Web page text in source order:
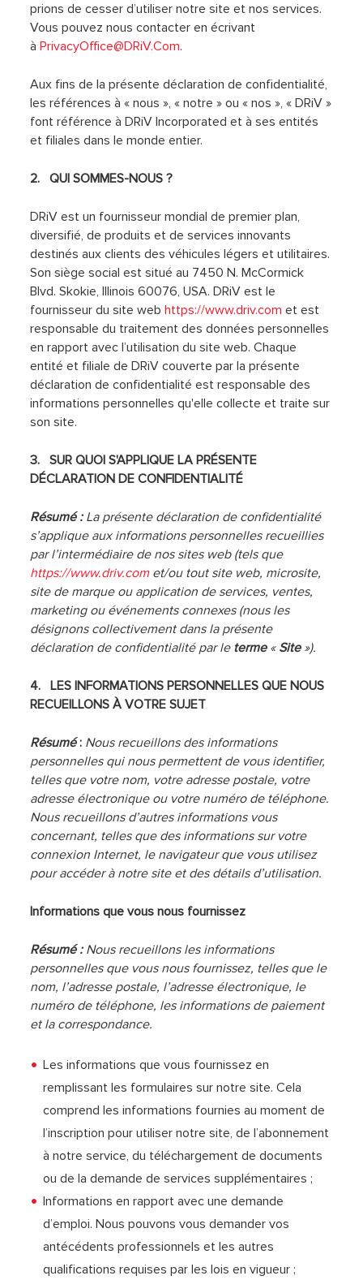
prions de cesser d’utiliser notre site et nos services.
Vous pouvez nous contacter en écrivant
àPrivacyOffice@DRiV.Com.
Aux fins de la présente déclaration de confidentialité,
les références à « nous », « notre » ou « nos », « DRiV »
font référence à DRiV Incorporated et à ses entités
et filiales dans le monde entier.
2. QUI SOMMES-NOUS ?
DRiV est un fournisseur mondial de premier plan,
diversifié, de produits et de services innovants
destinés aux clients des véhicules légers et utilitaires.
Son siège social est situé au 7450 N. McCormick
Blvd. Skokie, Illinois 60076, USA. DRiV est le
fournisseur du site webhttps://www.driv.com et est
responsable du traitement des données personnelles
en rapport avec l’utilisation du site web. Chaque
entité et filiale de DRiV couverte par la présente
déclaration de confidentialité est responsable des
informations personnelles qu'elle collecte et traite sur
son site.
3.
SUR QUOI S'APPLIQUE LA PRÉSENTE
DÉCLARATION DE CONFIDENTIALITÉ
Résumé : La présente déclaration de confidentialité
s’applique aux informations personnelles recueillies
par l’intermédiaire de nos sites web (tels que
https://www.driv.comet/ou tout site web, microsite,
site de marque ou application de services, ventes,
marketing ou événements connexes (nous les
désignons collectivement dans la présente
déclaration de confidentialité par le terme « Site»).
4. LES INFORMATIONS PERSONNELLES QUE NOUS
RECUEILLONS À VOTRE SUJET
Résumé: Nous recueillons des informations
personnelles qui nous permettent de vous identifier,
telles que votre nom, votre adresse postale, votre
adresse électronique ou votre numéro de téléphone.
Nous recueillons d’autres informations vous
concernant, telles que des informations sur votre
connexion Internet, le navigateur que vous utilisez
pour accéder à notre site et des détails d’utilisation.
Informations que vous nous fournissez
Résumé :Nous recueillons les informations
personnelles que vous nous fournissez, telles que le
nom, l’adresse postale, l’adresse électronique, le
numéro de téléphone, les informations de paiement
et la correspondance.
Les informations que vous fournissez en
remplissant les formulaires sur notre site. Cela
comprend les informations fournies au moment de
l’inscription pour utiliser notre site, de l’abonnement
à notre service, du téléchargement de documents
ou de la demande de services supplémentaires ;
Informations en rapport avec une demande
d’emploi. Nous pouvons vous demander vos
antécédents professionnels et les autres
qualifications requises par les lois en vigueur ;